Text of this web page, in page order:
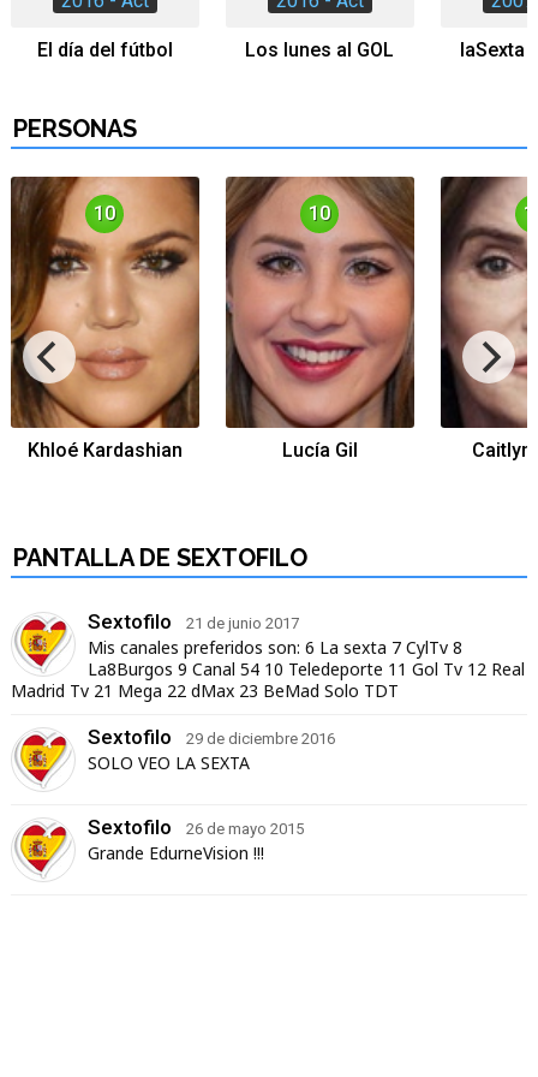
Canción ganadora de Eurovisión 2026: DARA con "Bangaranga" por Bulgaria
El día del fútbol Los lunes al GOL laSexta
PERSONAS
10
Khloé Kardashian
10
Lucía Gil Caitlyn
PANTALLA DE SEXTOFILO
Sextofilo 21 de junio 2017
Mis canales preferidos son: 6 La sexta 7 CylTv 8
La8Burgos 9 Canal 54 10 Teledeporte 11 Gol Tv 12 Real
Madrid Tv 21 Mega 22 dMax 23 BeMad Solo TDT
Sextofilo 29 de diciembre 2016
SOLO VEO LA SEXTA
Sextofilo 26 de mayo 2015
Grande EdurneVision !!!